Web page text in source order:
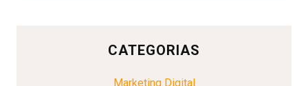
CATEGORIAS
Marketing Digital